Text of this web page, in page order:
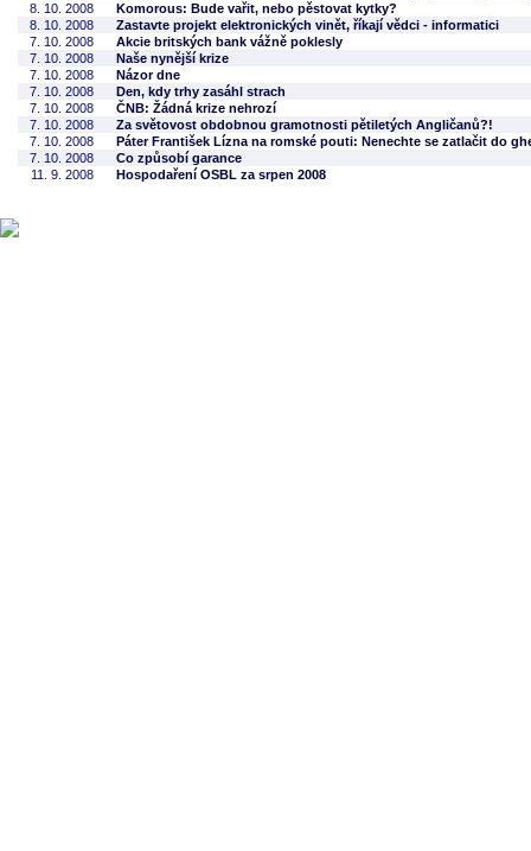
8. 10. 2008
Komorous: Bude vařit, nebo pěstovat kytky?
8. 10. 2008
Zastavte projekt elektronických vinět, říkají vědci - informatici
7. 10. 2008
Akcie britských bank vážně poklesly
7. 10. 2008
Naše nynější krize
7. 10. 2008
Názor dne
7. 10. 2008
Den, kdy trhy zasáhl strach
7. 10. 2008
ČNB: Žádná krize nehrozí
7. 10. 2008
Za světovost obdobnou gramotnosti pětiletých Angličanů?!
7. 10. 2008
Páter František Lízna na romské pouti: Nenechte se zatlačit do
7. 10. 2008
Co způsobí garance
11. 9. 2008
Hospodaření OSBL za srpen 2008